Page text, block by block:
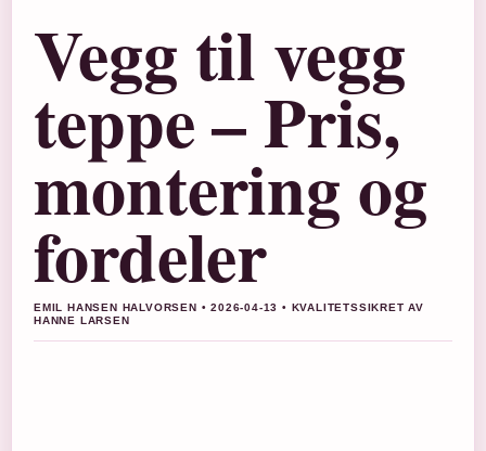
Vegg til vegg
teppe – Pris,
montering og
fordeler
EMIL HANSEN HALVORSEN • 2026-04-13 • KVALITETSSIKRET AV
HANNE LARSEN